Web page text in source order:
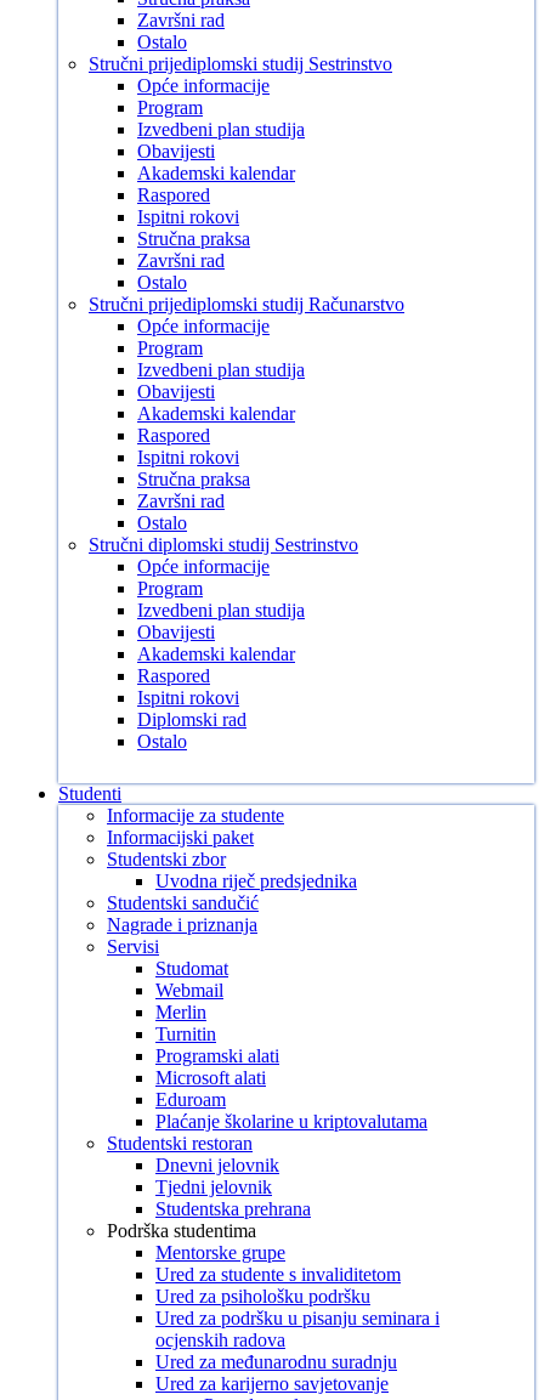
Završni rad
Ostalo
Stručni prijediplomski studij Sestrinstvo
Opće informacije
Program
Izvedbeni plan studija
Obavijesti
Akademski kalendar
Raspored
Ispitni rokovi
Stručna praksa
Završni rad
Ostalo
Stručni prijediplomski studij Računarstvo
Opće informacije
Program
Izvedbeni plan studija
Obavijesti
Akademski kalendar
Raspored
Ispitni rokovi
Stručna praksa
Završni rad
Ostalo
Stručni diplomski studij Sestrinstvo
Opće informacije
Program
Izvedbeni plan studija
Obavijesti
Akademski kalendar
Raspored
Ispitni rokovi
Diplomski rad
Ostalo
Studenti
Informacije za studente
Informacijski paket
Studentski zbor
Uvodna riječ predsjednika
Studentski sandučić
Nagrade i priznanja
Servisi
Studomat
Webmail
Merlin
Turnitin
Programski alati
Microsoft alati
Eduroam
Plaćanje školarine u kriptovalutama
Studentski restoran
Dnevni jelovnik
Tjedni jelovnik
Studentska prehrana
Podrška studentima
Mentorske grupe
Ured za studente s invaliditetom
Ured za psihološku podršku
Ured za podršku u pisanju seminara i
ocjenskih radova
Ured za međunarodnu suradnju
Ured za karijerno savjetovanje